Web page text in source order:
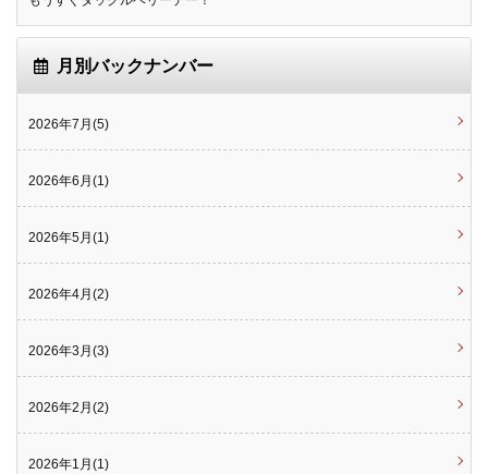
月別バックナンバー
2026年7月(5)
2026年6月(1)
2026年5月(1)
2026年4月(2)
2026年3月(3)
2026年2月(2)
2026年1月(1)